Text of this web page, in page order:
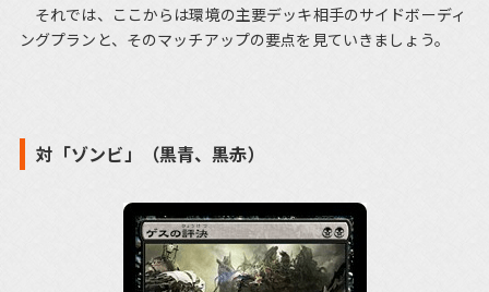
それでは、ここからは環境の主要デッキ相手のサイドボーディ
ングプランと、そのマッチアップの要点を見ていきましょう。
対「ゾンビ」（黒青、黒赤）